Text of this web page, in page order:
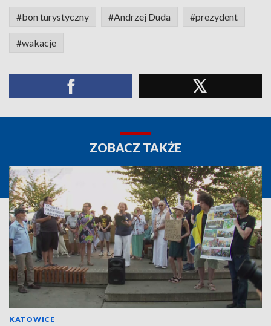
#bon turystyczny #Andrzej Duda #prezydent
#wakacje
ZOBACZ TAKŻE
KATOWICE